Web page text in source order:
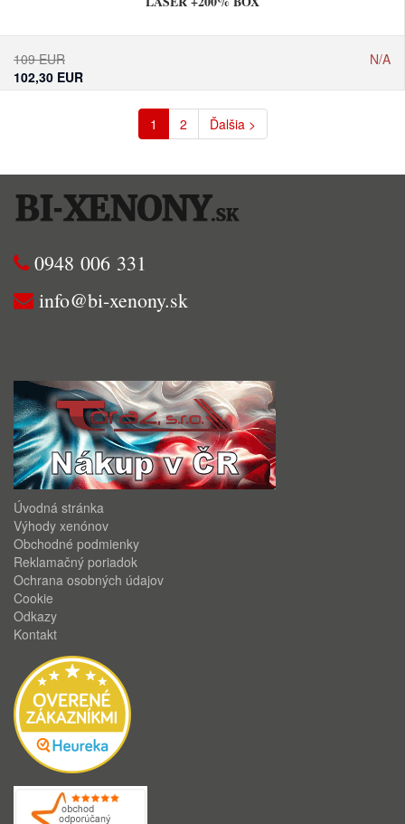
N/A
109 EUR
102,30 EUR
1 2 Ďalšia >
0948 006 331
info@bi-xenony.sk
Úvodná stránka
Výhody xenónov
Obchodné podmienky
Reklamačný poriadok
Ochrana osobných údajov
Cookie
Odkazy
Kontakt